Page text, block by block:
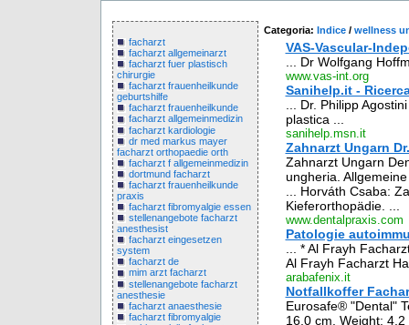
facharzt
facharzt allgemeinarzt
facharzt fuer plastisch
chirurgie
facharzt frauenheilkunde
geburtshilfe
facharzt frauenheilkunde
facharzt allgemeinmedizin
facharzt kardiologie
dr med markus mayer
facharzt orthopaedie orth
facharzt f allgemeinmedizin
dortmund facharzt
facharzt frauenheilkunde
praxis
facharzt fibromyalgie essen
stellenangebote facharzt
anesthesist
facharzt eingesetzen
system
facharzt de
mim arzt facharzt
stellenangebote facharzt
anesthesie
facharzt anaesthesie
facharzt fibromyalgie
Categoria: Indice / wellness
VAS-Vascular-
... Dr Wolfgang
www.vas-int.org
Sanihelp.it -
... Dr. Philipp
plastica ...
sanihelp.msn.it
Zahnarzt Ungarn
Zahnarzt Ungarn
ungheria.
... Horváth Csaba:
Kieferorthopädie. ...
www.dentalpraxis.com
Patologie
... * Al Frayh
Al Frayh Facharzt
arabafenix.it
Notfallkoffer
Eurosafe® "Dental"
16,0 cm. Weight: